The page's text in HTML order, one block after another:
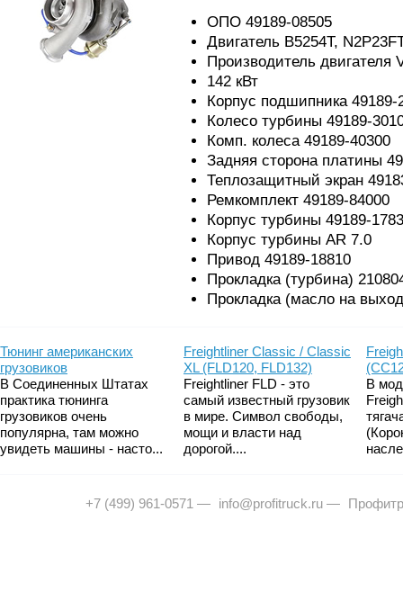
ОПО 49189-08505
Двигатель B5254T,
Производитель двигателя
142 кВт
Корпус подшипника 49189-
Колесо турбины 49189-
Комп. колеса 49189-40300
Задняя сторона платины
Теплозащитный экран
Ремкомплект 49189-84000
Корпус турбины 49189-
Корпус турбины AR 7.0
Привод 49189-18810
Прокладка (турбина)
Прокладка (масло на
Тюнинг американских
грузовиков
В Соединенных Штатах
практика тюнинга
грузовиков очень
популярна, там можно
увидеть машины - насто...
Freightliner Classic / Classic
XL (FLD120, FLD132)
Freightliner FLD - это
самый известный грузовик
в мире. Символ свободы,
мощи и власти над
дорогой....
В
+7 (499) 961-0571 — info@profitruck.ru —